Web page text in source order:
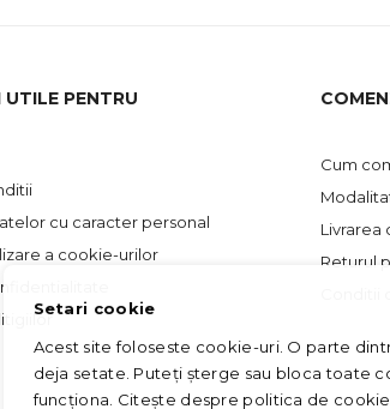
PENTRU
cu caracter personal
a cookie-urilor
Cum
Livrarea
Returul
Setari cookie
Acest site foloseste cookie-uri. O parte
deja setate. Puteți șterge sau bloca toate
funcționa. Citește despre politica de